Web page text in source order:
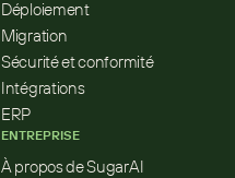
Déploiement
Migration
Sécurité et conformité
Intégrations
ERP
ENTREPRISE
À propos de SugarAI